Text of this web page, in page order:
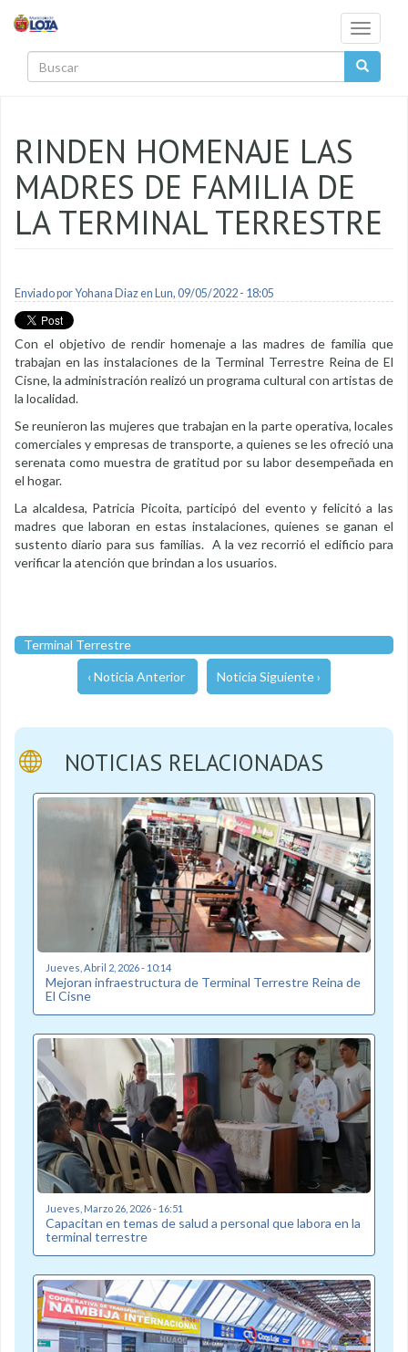
Toggle
RINDEN HOMENAJE LAS
MADRES DE FAMILIA DE
LA TERMINAL TERRESTRE
Enviado porYohana Diazen Lun, 09/05/2022 - 18:05
Con el objetivo de rendir homenaje a las madres de familia que
trabajan en las instalaciones de la Terminal Terrestre Reina de El
Cisne, la administración realizó un programa cultural con artistas de
la localidad.
Se reunieron las mujeres que trabajan en la parte operativa, locales
comerciales y empresas de transporte, a quienes se les ofreció una
serenata como muestra de gratitud por su labor desempeñada en
el hogar.
La alcaldesa, Patricia Picoita, participó del evento y felicitó a las
madres que laboran en estas instalaciones, quienes se ganan el
sustento diario para sus familias. A la vez recorrió el edificio para
verificar la atención que brindan a los usuarios.
Terminal Terrestre
‹ Noticia Anterior Noticia Siguiente ›
NOTICIAS RELACIONADAS
Jueves, Abril 2, 2026 - 10:14
Mejoran infraestructura de Terminal Terrestre Reina de
El Cisne
Jueves, Marzo 26, 2026 - 16:51
Capacitan en temas de salud a personal que labora en la
terminal terrestre